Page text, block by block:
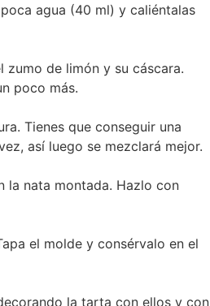
agua (40 ml) y caliéntalas
zumo de limón y su cáscara.
poco más.
Tienes que conseguir una
así luego se mezclará mejor.
la nata montada. Hazlo con
el molde y consérvalo en el
la tarta con ellos y con